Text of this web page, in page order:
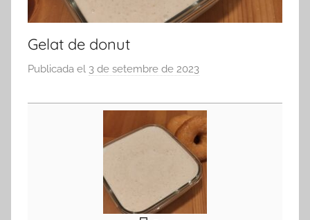
Gelat de donut
Publicada el 3 de setembre de 2023
r
a
d
m
i
n